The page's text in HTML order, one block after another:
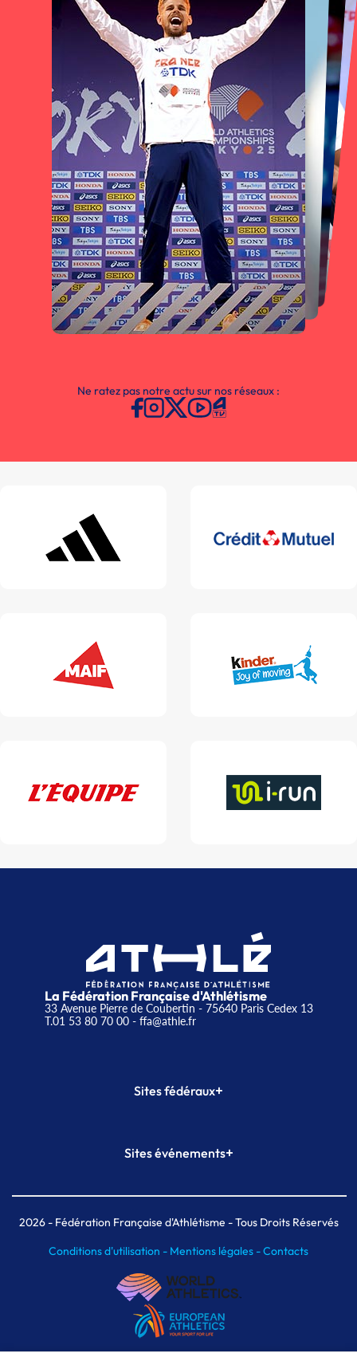
Ne ratez pas notre actu sur nos réseaux :
La Fédération Française d'Athlétisme
33 Avenue Pierre de Coubertin - 75640 Paris Cedex 13
T.01 53 80 70 00- ffa@athle.fr
Sites fédéraux+
Plateforme Formation
Sites événements+
Meeting de Paris indoor
MAIF Ekiden de Paris
2026- Fédération Française d'Athlétisme - Tous Droits Réservés
Conditions d'utilisation - Mentions légales -Contacts